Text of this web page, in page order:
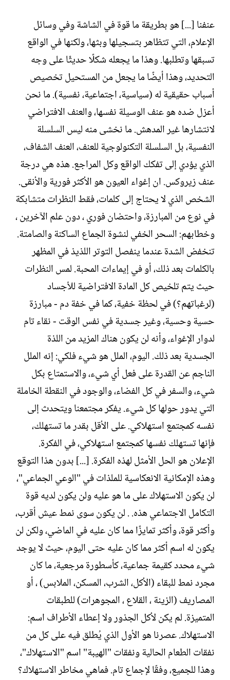
عنفنا [...] هو بطريقة ما قوة في الشاشة وفي وسائل
الإعلام، التي تتظاهر بتسجيلها وبثها، ولكنها في الواقع
تسبقها وتطلبها. وهذا ما يجعله شكلًا حديثًا على وجه
التحديد، وهذا أيضًا ما يجعل من المستحيل تخصيص
أسباب حقيقية له (سياسية، اجتماعية، نفسية). ما نحن
أعزل ضده هو عنف الوسيلة نفسها، والعنف الافتراضي
لانتشارها غير المدهش. ما نخشى منه ليس السلسلة
النفسية، بل السلسلة التكنولوجية للعنف، العنف الشفاف،
الذي يؤدي إلى تفكك الواقع وكل المراجع. هذه هي درجة
عنف زيروكس. ان إغواء العيون هو الأكثر فورية والأنقى.
الشخص الذي لا يحتاج إلى كلمات، فقط النظرات متشابكة
في نوع من المبارزة، واحتضان فوري ، دون علم الآخرين ،
وخطابهم: السحر الخفي لنشوة الجماع الساكنة والصامتة.
تنخفض الشدة عندما ينفصل التوتر اللذيذ في المظهر
بالكلمات بعد ذلك، أو في إيماءات المحبة. لمس النظرات
حيث يتم تلخيص كل المادة الافتراضية للأجساد
(لرغباتهم؟) في لحظة خفية، كما في خفة دم - مبارزة
حسية وحسية، وغير جسدية في نفس الوقت - نقاء تام
لدوار الإغواء، وأنه لن يكون هناك المزيد من اللذة
الجسدية بعد ذلك. اليوم، الملل هو شيء فلكي: إنه الملل
الناجم عن القدرة على فعل أي شيء، والاستمتاع بكل
شيء، والسفر في كل الفضاء، والوجود في النقطة الخاملة
التي يدور حولها كل شيء. يفكر مجتمعنا ويتحدث إلى
نفسه كمجتمع استهلاكي. على الأقل بقدر ما تستهلك،
فإنها تستهلك نفسها كمجتمع استهلاكي، في الفكرة.
الإعلان هو الحل الأمثل لهذه الفكرة. [...] بدون هذا التوقع
وهذه الإمكانية الانعكاسية للملذات في "الوعي الجماعي"،
لن يكون الاستهلاك على ما هو عليه ولن يكون لديه قوة
التكامل الاجتماعي هذه. . لن يكون سوى نمط عيش أقرب،
وأكثر قوة، وأكثر تمايزًا مما كان عليه في الماضي، ولكن لن
يكون له اسم أكثر مما كان عليه حتى اليوم، حيث لا يوجد
شيء محدد كقيمة جماعية، كأسطورة مرجعية، ما كان
مجرد نمط للبقاء (الأكل، الشرب، المسكن، الملابس) ، أو
المصاريف (الزينة ، القلاع ، المجوهرات) للطبقات
المتميزة. لم يكن لأكل الجذور ولا إعطاء الأطراف اسم:
الاستهلاك. عصرنا هو الأول الذي يُطلق فيه على كل من
نفقات الطعام الحالية ونفقات "الهيبة" اسم "الاستهلاك"،
وهذا للجميع، وفقًا لإجماع تام. فماهي مخاطر الاستهلاك؟